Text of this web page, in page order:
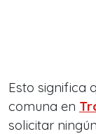
Esto significa
comuna en
solicitar